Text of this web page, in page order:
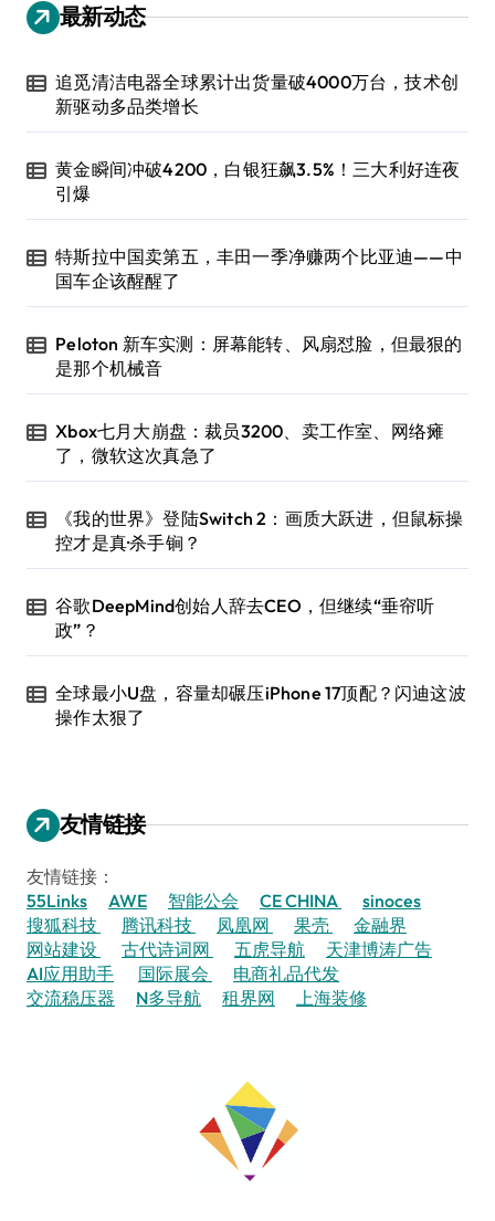
最新动态
追觅清洁电器全球累计出货量破4000万台，技术创
新驱动多品类增长
黄金瞬间冲破4200，白银狂飙3.5%！三大利好连夜
引爆
特斯拉中国卖第五，丰田一季净赚两个比亚迪——中
国车企该醒醒了
Peloton 新车实测：屏幕能转、风扇怼脸，但最狠的
是那个机械音
Xbox七月大崩盘：裁员3200、卖工作室、网络瘫
了，微软这次真急了
《我的世界》登陆Switch 2：画质大跃进，但鼠标操
控才是真·杀手锏？
谷歌DeepMind创始人辞去CEO，但继续“垂帘听
政”？
全球最小U盘，容量却碾压iPhone 17顶配？闪迪这波
操作太狠了
友情链接
友情链接：
55Links
AWE 智能公会 CE CHINA
sinoces
搜狐科技
腾讯科技 凤凰网 果壳
金融界
网站建设
古代诗词网 五虎导航
天津博涛广告
AI应用助手
国际展会
电商礼品代发
交流稳压器
N多导航 租界网 上海装修